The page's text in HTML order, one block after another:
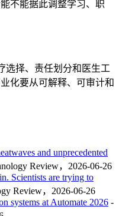
不能据此调整学习、职
选择、责任划分和医生工
化要从可解释、可审计和
and unprecedented
Review，2026-06-26
Scientists are trying to
Review，2026-06-26
systems at Automate 2026 -